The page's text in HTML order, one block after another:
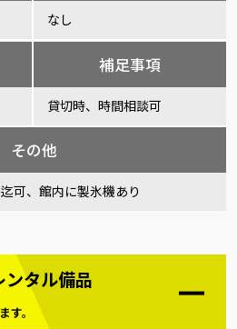
なし
補足事項
貸切時、時間相談可
その他
可、館内に製氷機あり
タル備品
。